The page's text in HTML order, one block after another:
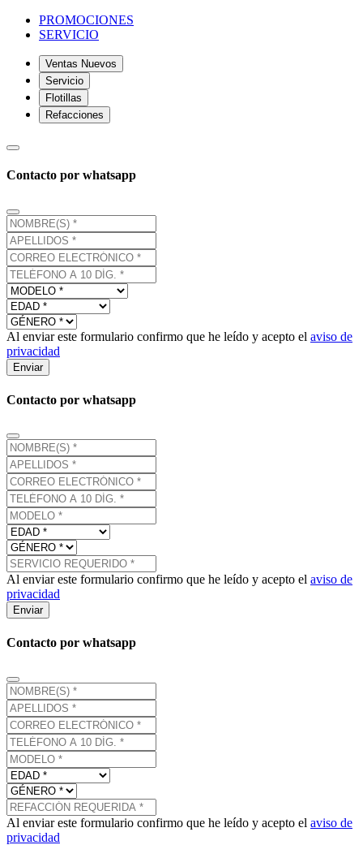
PROMOCIONES
SERVICIO
Ventas Nuevos
Servicio
Flotillas
Refacciones
Contacto por whatsapp
Al enviar este formulario confirmo que he leído y acepto el aviso de
privacidad
Enviar
Contacto por whatsapp
Al enviar este formulario confirmo que he leído y acepto el aviso de
privacidad
Enviar
Contacto por whatsapp
Al enviar este formulario confirmo que he leído y acepto el aviso de
privacidad